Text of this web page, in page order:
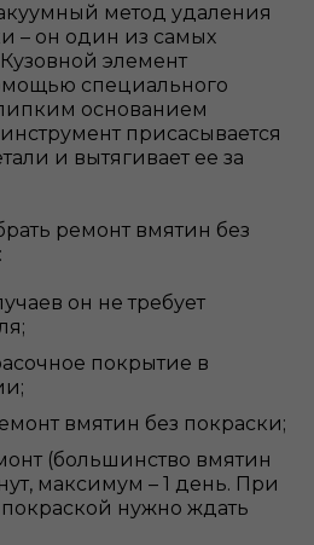
метод удаления
– он один из самых
элемент
специального
основанием
присасывается
и вытягивает ее за
ремонт вмятин без
он не требует
покрытие в
вмятин без покраски;
(большинство вмятин
максимум – 1 день. При
нужно ждать